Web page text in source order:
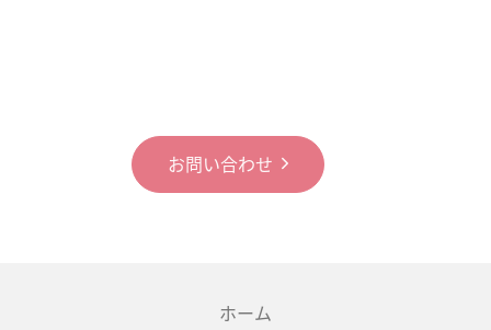
お問い合わせ
ホーム